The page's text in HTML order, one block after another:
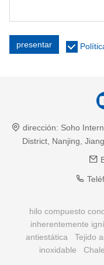
presentar
dirección: Soho
District, Nanjing,
hilo compuesto
inherentemente
antiestática
Tejido
inoxidable